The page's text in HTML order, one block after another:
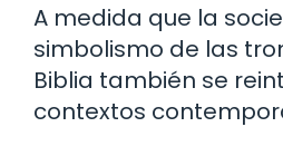
A medida que la
simbolismo de las
Biblia también se
contextos